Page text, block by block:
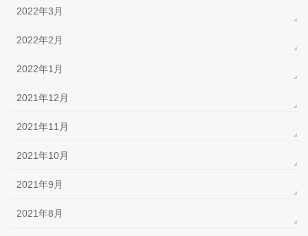
2022年3月
2022年2月
2022年1月
2021年12月
2021年11月
2021年10月
2021年9月
2021年8月